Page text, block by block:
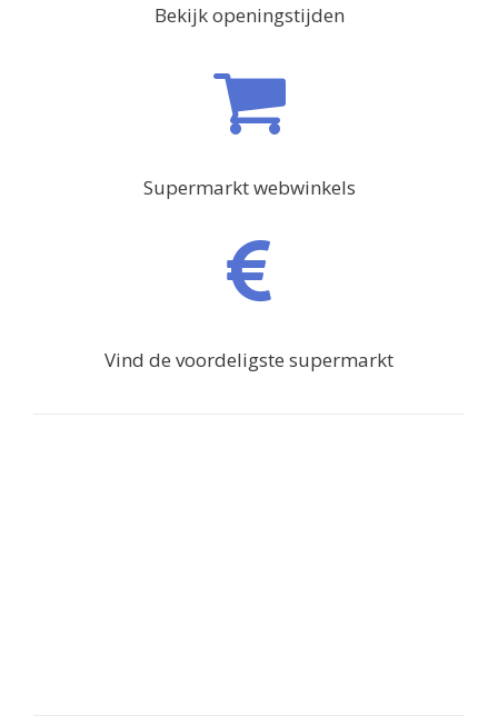
Bekijk openingstijden
Supermarkt webwinkels
Vind de voordeligste supermarkt